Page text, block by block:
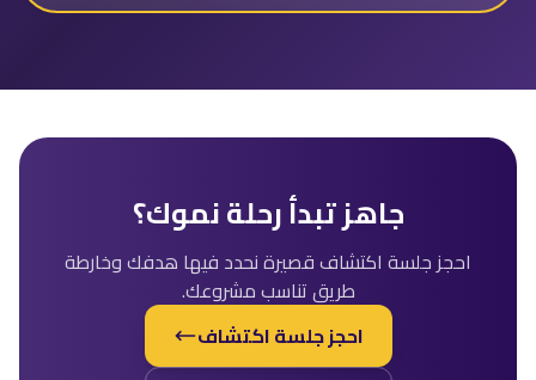
جاهز تبدأ رحلة نموك؟
احجز جلسة اكتشاف قصيرة نحدد فيها هدفك وخارطة
طريق تناسب مشروعك.
احجز جلسة اكتشاف